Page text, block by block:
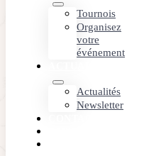
Tournois
Organisez
votre
événement
Actualités
Newsletter